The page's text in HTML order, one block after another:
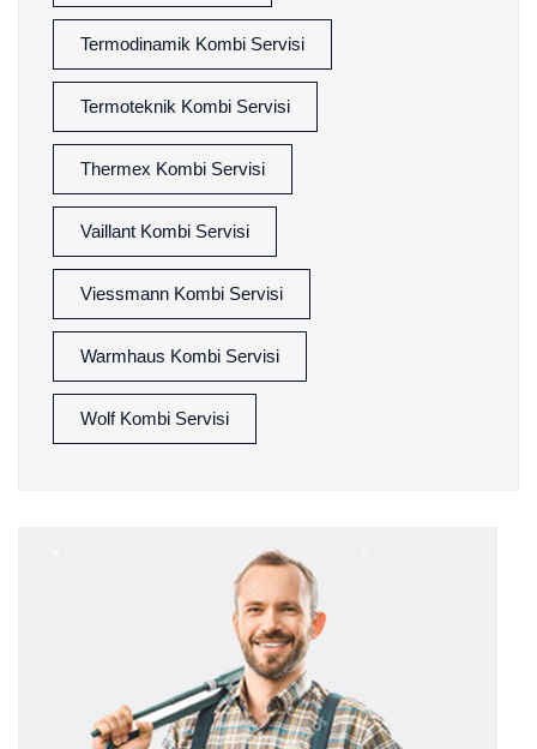
Termodinamik Kombi Servisi
Termoteknik Kombi Servisi
Thermex Kombi Servisi
Vaillant Kombi Servisi
Viessmann Kombi Servisi
Warmhaus Kombi Servisi
Wolf Kombi Servisi